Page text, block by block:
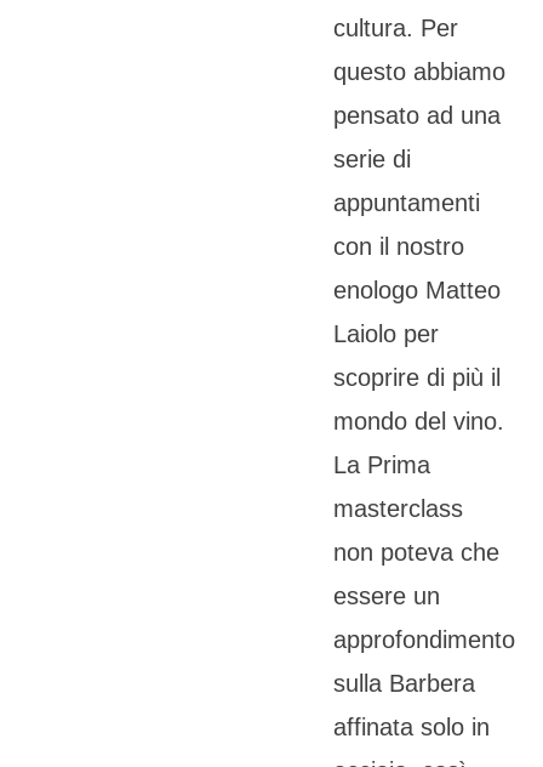
cultura. Per
questo abbiamo
pensato ad una
serie di
appuntamenti
con il nostro
enologo Matteo
Laiolo per
scoprire di più il
mondo del vino.
La Prima
masterclass
non poteva che
essere un
approfondimento
sulla Barbera
affinata solo in